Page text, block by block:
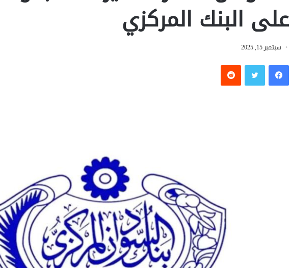
على البنك المركزي
سبتمبر 15, 2025
فيسبوكتويتر